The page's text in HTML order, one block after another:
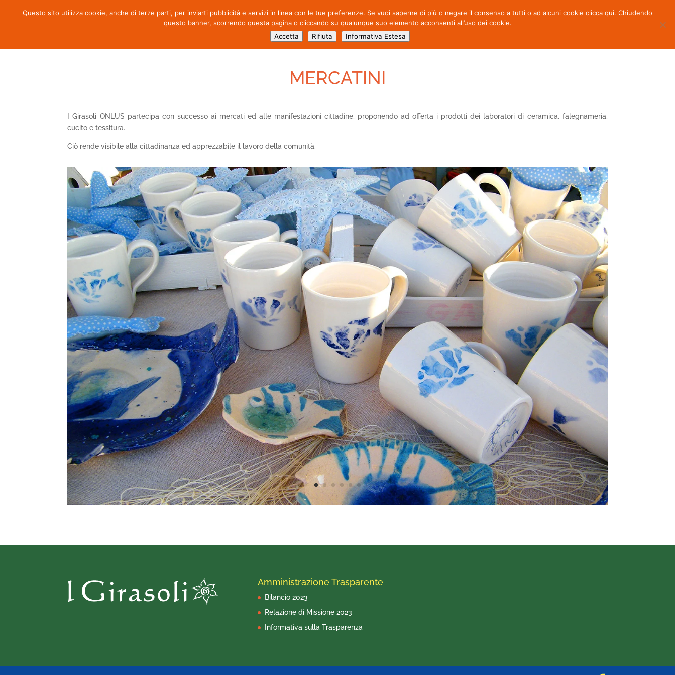
CHI SIAMO ATTIVITÀ PRODOTTI NEWS PARTNERS CONTATTI
MERCATINI
I Girasoli ONLUS partecipa con successo ai mercati ed alle manifestazioni cittadine, proponendo ad offerta i prodotti dei laboratori di ceramica, falegnameria,
cucito e tessitura.
Ciò rende visibile alla cittadinanza ed apprezzabile il lavoro della comunità.
Amministrazione Trasparente
Bilancio 2023
Relazione di Missione 2023
Informativa sulla Trasparenza
Questo sito utilizza cookie, anche di terze parti, per inviarti pubblicità e servizi in linea con le tue preferenze. Se vuoi saperne di più o negare il consenso a tutti o ad alcuni cookie clicca qui. Chiudendo
questo banner, scorrendo questa pagina o cliccando su qualunque suo elemento acconsenti all’uso dei cookie.
Accetta
Rifiuta Informativa Estesa